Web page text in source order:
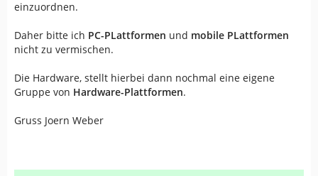
einzuordnen.
Daher bitte ich PC-PLattformen und mobile PLattformen
nicht zu vermischen.
Die Hardware, stellt hierbei dann nochmal eine eigene
Gruppe von Hardware-Plattformen.
Gruss Joern Weber